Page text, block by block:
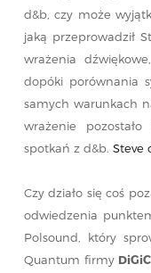
d&b, czy może
jaką przeprowadził
wrażenia
dopóki porównania
samych warunkach
wrażenie
spotkań z d&b. Steve
Czy działo się coś
odwiedzenia
Polsound, który
Quantum firmy